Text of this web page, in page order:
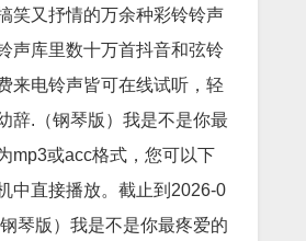
笑又抒情的万余种彩铃铃声
声库里数十万首抖音和弦铃
来电铃声皆可在线试听，轻
辞.（钢琴版）我是不是你最
mp3或acc格式，您可以下
中直接播放。截止到2026-0
琴版）我是不是你最疼爱的